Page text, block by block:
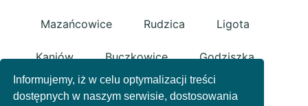
Informujemy, iż w celu optymalizacji treści
dostępnych w naszym serwisie, dostosowania
Mazańcowice Rudzica Ligota
Kaniów Buczkowice Godziszka
Kalna Rybarzowice Bestwina